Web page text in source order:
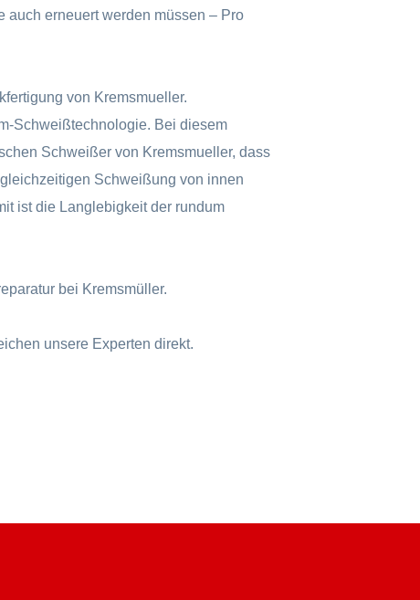
auch erneuert werden müssen – Pro
von Kremsmueller.
Schweißtechnologie. Bei diesem
Schweißer von Kremsmueller, dass
Schweißung von innen
ist die Langlebigkeit der rundum
bei Kremsmüller.
unsere Experten direkt.